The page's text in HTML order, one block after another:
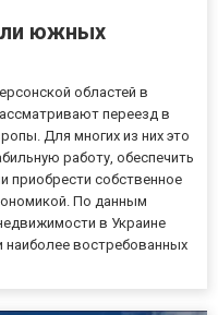
южных
областей в
переезд в
Для многих из них это
работу, обеспечить
приобрести собственное
По данным
в Украине
наиболее востребованных